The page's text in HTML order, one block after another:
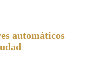
automáticos